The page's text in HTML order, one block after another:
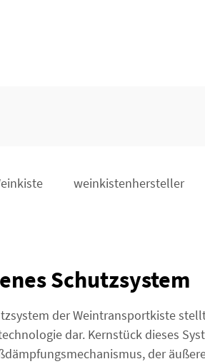
weinkistenhersteller
Schutzsystem
der Weintransportkiste
dar. Kernstück dieses
der